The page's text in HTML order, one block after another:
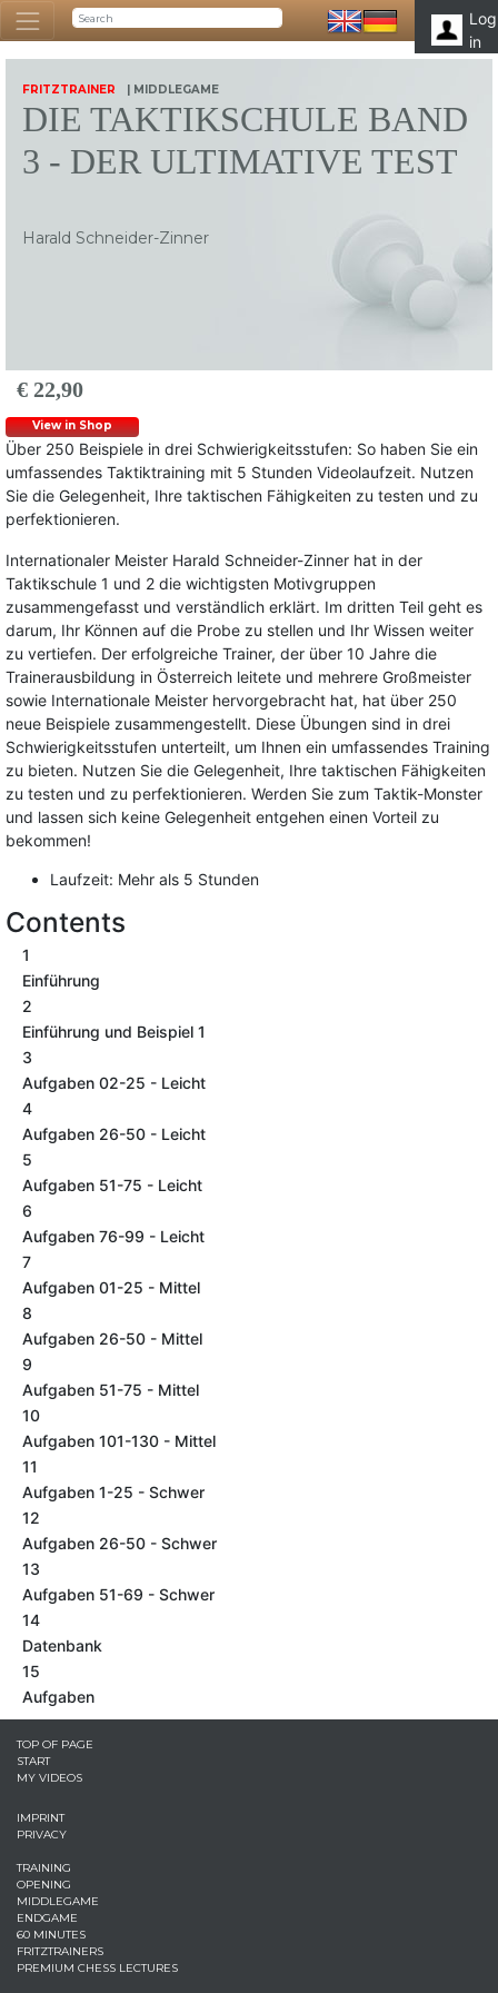
Log
in
FRITZTRAINER | MIDDLEGAME
DIE TAKTIKSCHULE BAND
3 - DER ULTIMATIVE TEST
Harald Schneider-Zinner
€ 22,90
View in Shop
Über 250 Beispiele in drei Schwierigkeitsstufen: So haben Sie ein
umfassendes Taktiktraining mit 5 Stunden Videolaufzeit. Nutzen
Sie die Gelegenheit, Ihre taktischen Fähigkeiten zu testen und zu
perfektionieren.
Internationaler Meister Harald Schneider-Zinner hat in der
Taktikschule 1 und 2 die wichtigsten Motivgruppen
zusammengefasst und verständlich erklärt. Im dritten Teil geht es
darum, Ihr Können auf die Probe zu stellen und Ihr Wissen weiter
zu vertiefen. Der erfolgreiche Trainer, der über 10 Jahre die
Trainerausbildung in Österreich leitete und mehrere Großmeister
sowie Internationale Meister hervorgebracht hat, hat über 250
neue Beispiele zusammengestellt. Diese Übungen sind in drei
Schwierigkeitsstufen unterteilt, um Ihnen ein umfassendes Training
zu bieten. Nutzen Sie die Gelegenheit, Ihre taktischen Fähigkeiten
zu testen und zu perfektionieren. Werden Sie zum Taktik-Monster
und lassen sich keine Gelegenheit entgehen einen Vorteil zu
bekommen!
Laufzeit: Mehr als 5 Stunden
Contents
1
Einführung
2
Einführung und Beispiel 1
3
Aufgaben 02-25 - Leicht
4
Aufgaben 26-50 - Leicht
5
Aufgaben 51-75 - Leicht
6
Aufgaben 76-99 - Leicht
7
Aufgaben 01-25 - Mittel
8
Aufgaben 26-50 - Mittel
9
Aufgaben 51-75 - Mittel
10
Aufgaben 101-130 - Mittel
11
Aufgaben 1-25 - Schwer
12
Aufgaben 26-50 - Schwer
13
Aufgaben 51-69 - Schwer
14
Datenbank
15
Aufgaben
TOP OF PAGE
START
MY VIDEOS
IMPRINT
PRIVACY
TRAINING
OPENING
MIDDLEGAME
ENDGAME
60 MINUTES
FRITZTRAINERS
PREMIUM CHESS LECTURES